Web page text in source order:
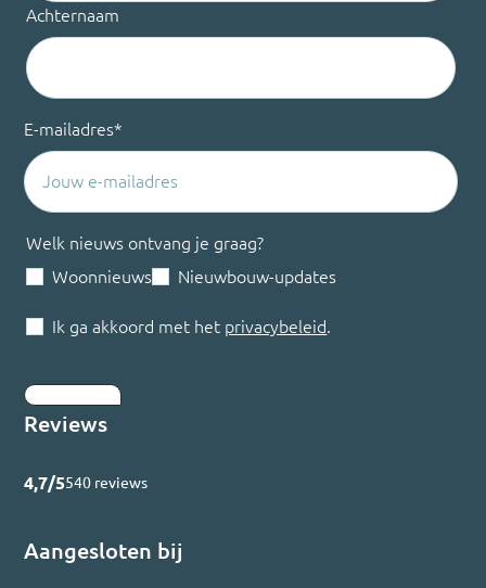
Achternaam
E-mailadres*
Welk nieuws ontvang je graag?
Woonnieuws
Nieuwbouw-updates
Ik ga akkoord met het privacybeleid
Reviews
4,7/5540 reviews
Aangesloten bij